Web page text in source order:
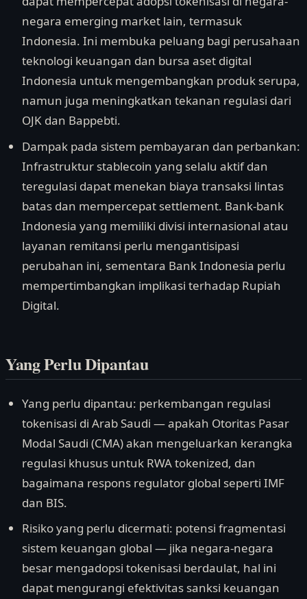
negara emerging market lain, termasuk
Indonesia. Ini membuka peluang bagi perusahaan
teknologi keuangan dan bursa aset digital
Indonesia untuk mengembangkan produk serupa,
namun juga meningkatkan tekanan regulasi dari
OJK dan Bappebti.
Dampak pada sistem pembayaran dan perbankan:
Infrastruktur stablecoin yang selalu aktif dan
teregulasi dapat menekan biaya transaksi lintas
batas dan mempercepat settlement. Bank-bank
Indonesia yang memiliki divisi internasional atau
layanan remitansi perlu mengantisipasi
perubahan ini, sementara Bank Indonesia perlu
mempertimbangkan implikasi terhadap Rupiah
Digital.
Yang Perlu Dipantau
Yang perlu dipantau: perkembangan regulasi
tokenisasi di Arab Saudi — apakah Otoritas Pasar
Modal Saudi (CMA) akan mengeluarkan kerangka
regulasi khusus untuk RWA tokenized, dan
bagaimana respons regulator global seperti IMF
dan BIS.
Risiko yang perlu dicermati: potensi fragmentasi
sistem keuangan global — jika negara-negara
besar mengadopsi tokenisasi berdaulat, hal ini
dapat mengurangi efektivitas sanksi keuangan